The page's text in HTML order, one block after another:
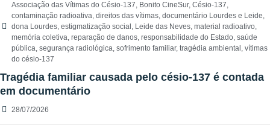
Associação das Vítimas do Césio-137, Bonito CineSur, Césio-137,
contaminação radioativa, direitos das vítimas, documentário Lourdes e Leide,
dona Lourdes, estigmatização social , Leide das Neves, material radioativo,
memória coletiva, reparação de danos, responsabilidade do Estado, saúde
pública, segurança radiológica, sofrimento familiar, tragédia ambiental , vítimas
do césio-137
Tragédia familiar causada pelo césio-137 é contada
em documentário
28/07/2026